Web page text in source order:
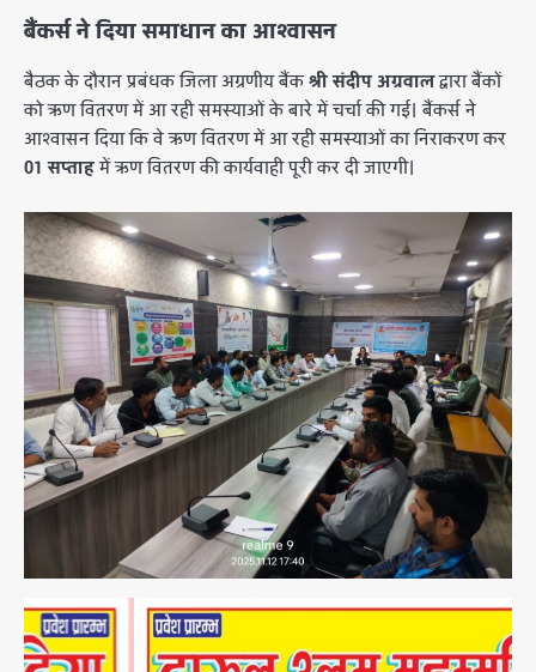
बैंकर्स ने दिया समाधान का आश्वासन
बैठक के दौरान प्रबंधक जिला अग्रणीय बैंकश्री संदीप अग्रवालद्वारा बैंकों
को ऋण वितरण में आ रही समस्याओं के बारे में चर्चा की गई। बैंकर्स ने
आश्वासन दिया कि वे ऋण वितरण में आ रही समस्याओं का निराकरण कर
01 सप्ताहमें ऋण वितरण की कार्यवाही पूरी कर दी जाएगी।